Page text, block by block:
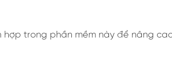
trong phần mềm này để nâng